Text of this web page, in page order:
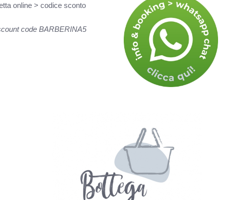
online > codice sconto
code BARBERINA5